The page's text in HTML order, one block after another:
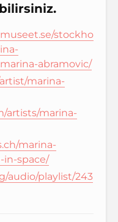
stockho
abramovic/
marina-
artists/marina-
marina-
in-space/
audio/playlist/243